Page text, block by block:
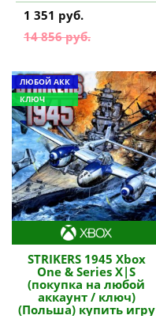
1 351 руб.
14 856 руб.
ЛЮБОЙ АКК
КЛЮЧ
STRIKERS 1945 Xbox
One & Series X|S
(покупка на любой
аккаунт / ключ)
(Польша) купить игру